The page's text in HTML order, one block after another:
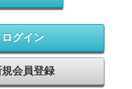
グイン
会員登録